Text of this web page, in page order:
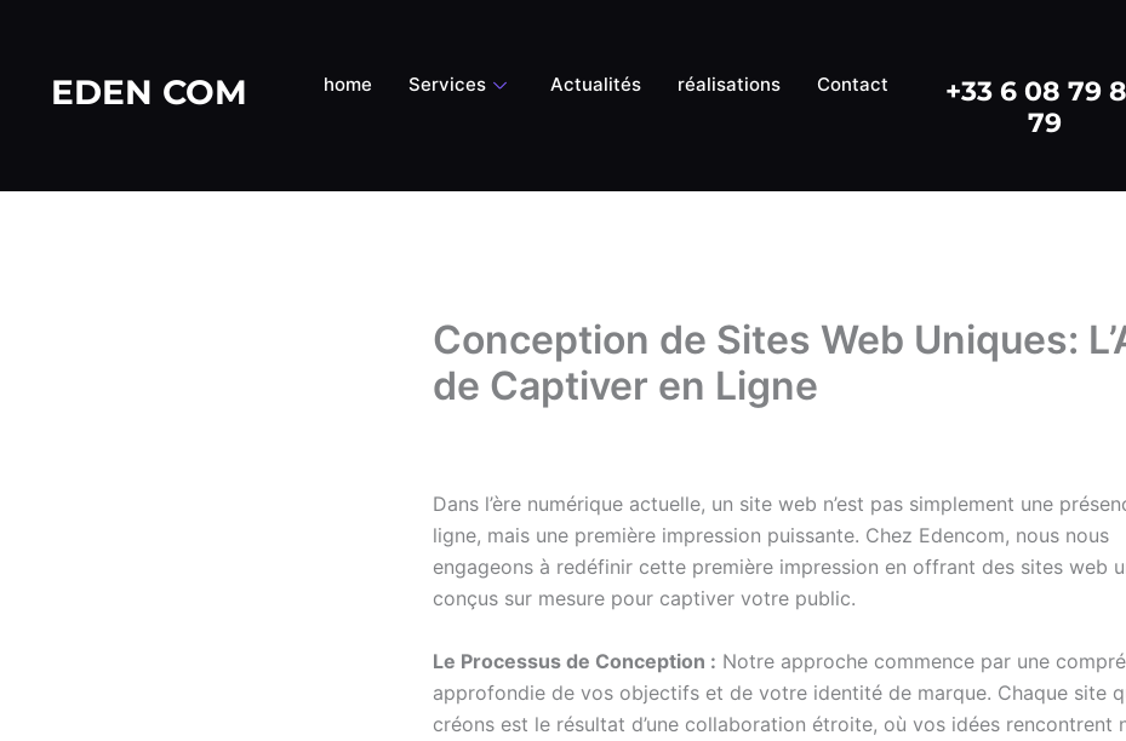
contenuEDEN COM home Services Actualités réalisations Contact
+33 6 08 79
79
Conception de Sites Web Uniques:
de Captiver en Ligne
Dans l’ère numérique actuelle, un site web n’est pas simplement une
ligne, mais une première impression puissante. Chez Edencom, nous nous
engageons à redéfinir cette première impression en offrant des sites web
conçus sur mesure pour captiver votre public.
Le Processus de Conception : Notre approche commence par une
approfondie de vos objectifs et de votre identité de marque. Chaque site
créons est le résultat d’une collaboration étroite, où vos idées rencontrent